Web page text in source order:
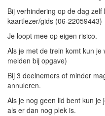
Bij verhindering op de dag
kaartlezer/gids (06-22059443)
Je loopt mee op eigen risico.
Als je met de trein komt kun
melden bij opgave)
Bij 3 deelnemers of minder
annuleren.
Als je nog geen lid bent kun je
als er dan nog plek is.